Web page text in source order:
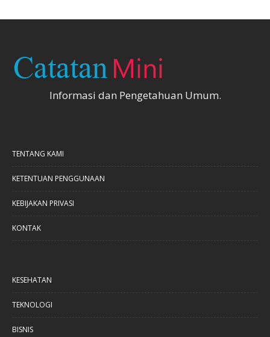
Informasi dan Pengetahuan Umum.
TENTANG KAMI
KETENTUAN PENGGUNAAN
KEBIJAKAN PRIVASI
KONTAK
KESEHATAN
TEKNOLOGI
BISNIS